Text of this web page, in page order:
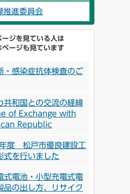
推進委員会
ージを見ている人は
ページも見ています
・感染症抗体検査のご
共和国との交流の経緯
of Exchange with
Republic
度 松戸市優良建設工
式を行いました
式電池・小型充電式電
品の出し方、リサイク